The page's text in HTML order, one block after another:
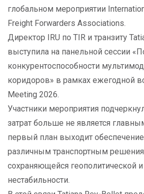
глобальном мероприятии
Freight Forwarders Associations.
Директор IRU по TIR и транзиту
выступила на панельной сессии
конкурентоспособности
коридоров» в рамках ежегодной
Meeting 2026.
Участники мероприятия
затрат больше не является
первый план выходит
различным транспортным
сохраняющейся геополитической
нестабильности.